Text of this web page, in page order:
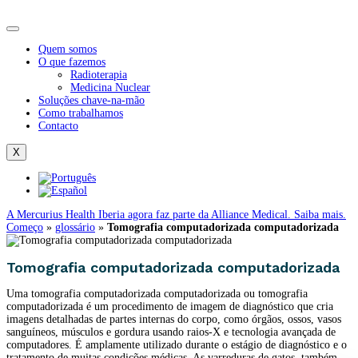
Quem somos
O que fazemos
Radioterapia
Medicina Nuclear
Soluções chave-na-mão
Como trabalhamos
Contacto
X
A Mercurius Health Iberia agora faz parte da Alliance Medical. Saiba mais.
Começo » glossário » Tomografia computadorizada computadorizada
Tomografia computadorizada computadorizada
Uma tomografia computadorizada computadorizada ou tomografia
computadorizada é um procedimento de imagem de diagnóstico que cria
imagens detalhadas de partes internas do corpo, como órgãos, ossos, vasos
sanguíneos, músculos e gordura usando raios-X e tecnologia avançada de
computadores. É amplamente utilizado durante o estágio de diagnóstico e o